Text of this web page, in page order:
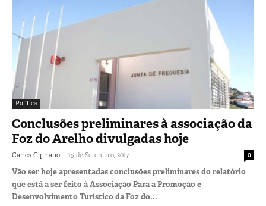
Política
Conclusões preliminares à associação da
Foz do Arelho divulgadas hoje
Carlos Cipriano - 15 de Setembro, 2017 0
Vão ser hoje apresentadas conclusões preliminares do relatório
que está a ser feito à Associação Para a Promoção e
Desenvolvimento Turístico da Foz do...